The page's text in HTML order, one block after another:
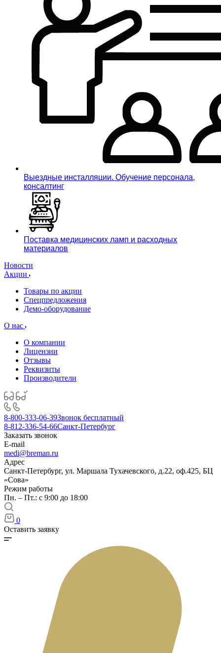
Выездные инсталляции. Обучение персонала,
консалтинг
Поставка медицинских ламп и расходных
материалов
Новости
Акции
Товары по акции
Спецпредложения
Демо-оборудование
О нас
О компании
Лицензии
Отзывы
Реквизиты
Производители
8-800-333-06-39Звонок бесплатный
8-812-336-54-66Санкт-Петербург
Заказать звонок
E-mail
medi@breman.ru
Адрес
Санкт-Петербург, ул. Маршала Тухачевского, д.22, оф.425, БЦ
«Сова»
Режим работы
Пн. – Пт.: с 9:00 до 18:00
0
Оставить заявку